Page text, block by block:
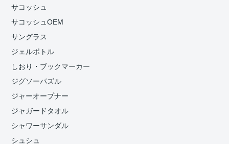
サコッシュ
サコッシュOEM
サングラス
ジェルボトル
しおり・ブックマーカー
ジグソーパズル
ジャーオープナー
ジャガードタオル
シャワーサンダル
シュシュ